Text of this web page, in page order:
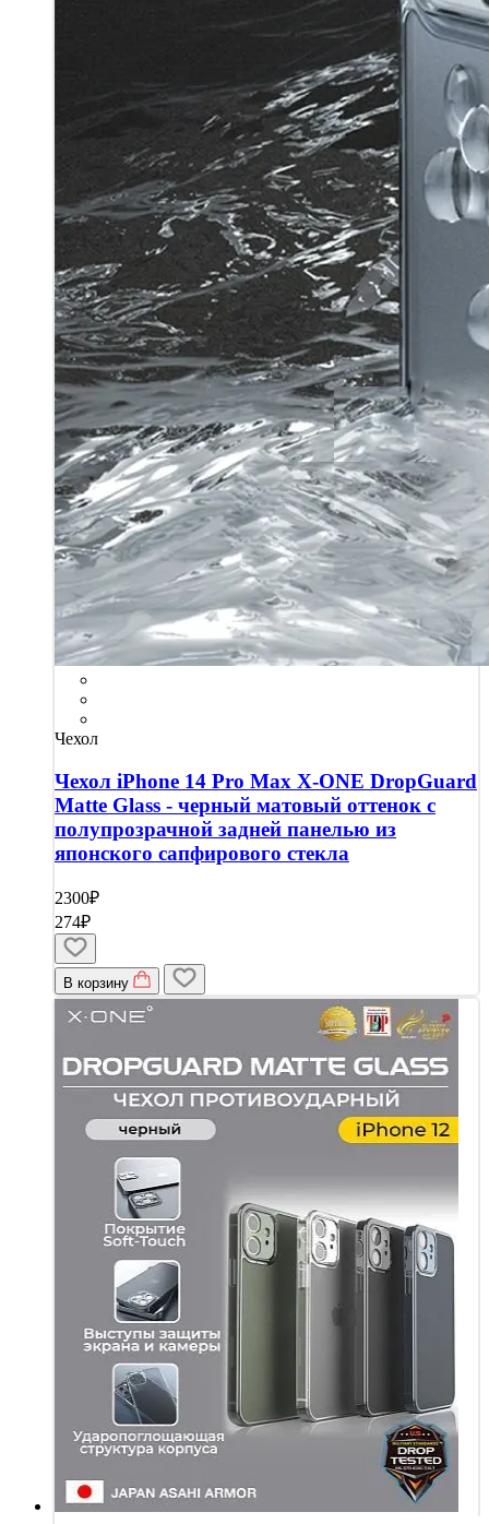
Чехол
Чехол iPhone 14 Pro Max X-ONE DropGuard
Matte Glass - черный матовый оттенок с
полупрозрачной задней панелью из
японского сапфирового стекла
2300₽
274₽
В корзину